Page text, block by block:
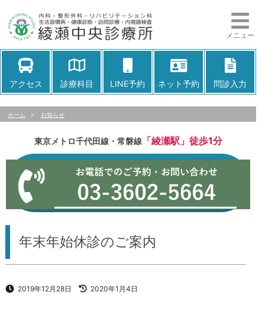
メニュー
アクセス 診療科目 LINE予約 ネット予約 問診入力
ホーム > お知らせ
東京メトロ千代田線・常磐線「綾瀬駅」徒歩1分
年末年始休診のご案内
2019年12月28日 2020年1月4日